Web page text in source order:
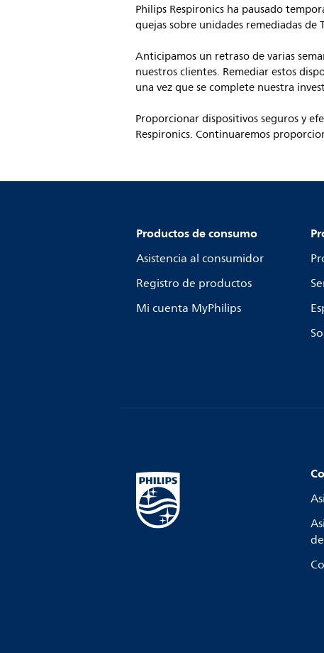
Philips Respironics ha pausado
quejas sobre unidades remediadas
Anticipamos un retraso de varias
nuestros clientes. Remediar estos
una vez que se complete nuestra
Proporcionar dispositivos seguros y
Respironics. Continuaremos
Productos de consumo
Asistencia al consumidor
Registro de productos
Mi cuenta MyPhilips